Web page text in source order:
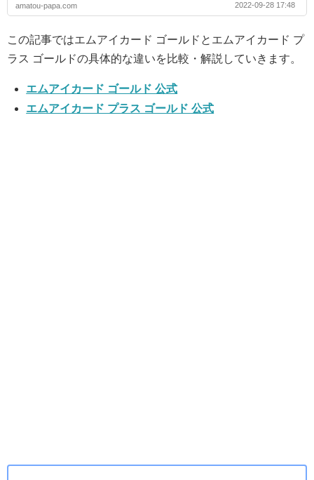
amatou-papa.com 2022-09-28 17:48
この記事ではエムアイカード ゴールドとエムアイカード プ
ラス ゴールドの具体的な違いを比較・解説していきます。
エムアイカード ゴールド 公式
エムアイカード プラス ゴールド 公式